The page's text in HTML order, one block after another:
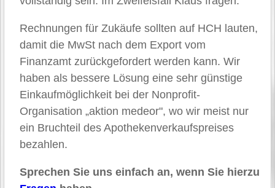
Rechnungen für Zukäufe sollten auf HCH lauten,
damit die MwSt nach dem Export vom
Finanzamt zurückgefordert werden kann. Wir
haben als bessere Lösung eine sehr günstige
Einkaufmöglichkeit bei der Nonprofit-
Organisation „aktion medeor", wo wir meist nur
ein Bruchteil des Apothekenverkaufspreises
bezahlen.
Sprechen Sie uns einfach an, wenn Sie hierzu